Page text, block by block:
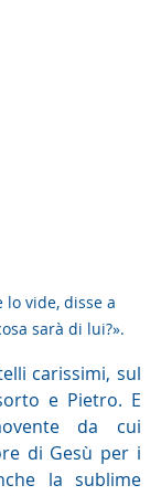
lo vide, disse a
sarà di lui?».
carissimi, sul
e Pietro. E
da cui
di Gesù per i
la sublime